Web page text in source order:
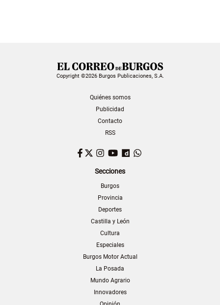
Copyright ©2026 Burgos Publicaciones, S.A.
Quiénes somos
Publicidad
Contacto
RSS
Facebook
TwitterInstagram
YouTubeDailymotion
Secciones
Burgos
Provincia
Deportes
Castilla y León
Cultura
Especiales
Burgos Motor Actual
La Posada
Mundo Agrario
Innovadores